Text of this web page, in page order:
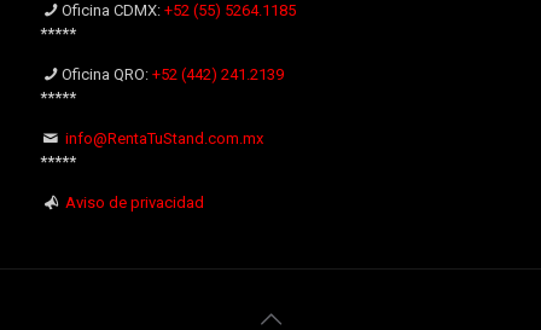
Oficina CDMX:+52 (55) 5264.1185
*****
Oficina QRO:+52 (442) 241.2139
*****
info@RentaTuStand.com.mx
*****
Aviso de privacidad